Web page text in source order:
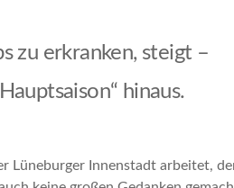
zu erkranken, steigt –
hinaus.
Innenstadt arbeitet,